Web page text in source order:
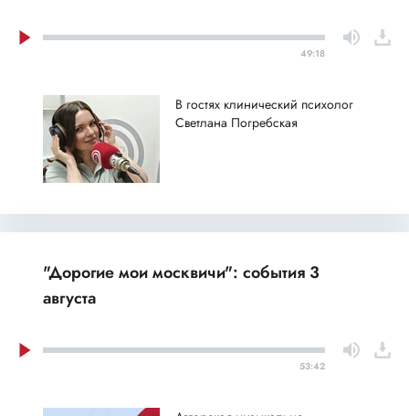
49:18
В гостях клинический психолог
Светлана Погребская
"Дорогие мои москвичи": события 3
августа
53:42